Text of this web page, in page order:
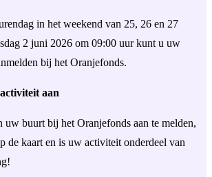
in het weekend van 25, 26 en 27
2 juni 2026 om 09:00 uur kunt u uw
bij het Oranjefonds.
aan
uw buurt bij het Oranjefonds aan te melden,
de kaart en is uw activiteit onderdeel van